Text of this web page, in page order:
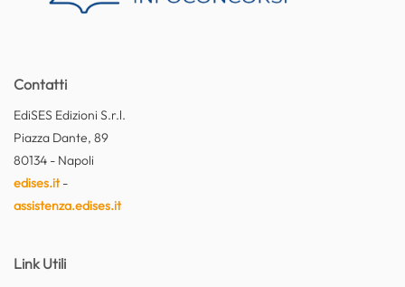
Contatti
EdiSES Edizioni S.r.l.
Piazza Dante, 89
80134 - Napoli
edises.it-
assistenza.edises.it
Link Utili